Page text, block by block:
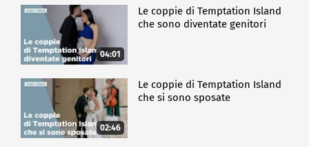
04:01
Le coppie di Temptation Island
che sono diventate genitori
02:46
Le coppie di Temptation Island
che si sono sposate